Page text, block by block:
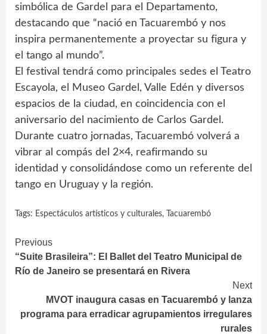
simbólica de Gardel para el Departamento,
destacando que “nació en Tacuarembó y nos
inspira permanentemente a proyectar su figura y
el tango al mundo”.
El festival tendrá como principales sedes el Teatro
Escayola, el Museo Gardel, Valle Edén y diversos
espacios de la ciudad, en coincidencia con el
aniversario del nacimiento de Carlos Gardel.
Durante cuatro jornadas, Tacuarembó volverá a
vibrar al compás del 2×4, reafirmando su
identidad y consolidándose como un referente del
tango en Uruguay y la región.
Tags: Espectáculos artísticos y culturales, Tacuarembó
Continue
Reading
Previous
“Suite Brasileira”: El Ballet del Teatro Municipal de
Río de Janeiro se presentará en Rivera
Next
MVOT inaugura casas en Tacuarembó y lanza
programa para erradicar agrupamientos irregulares
rurales